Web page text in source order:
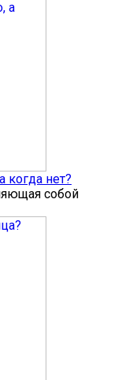
когда нет?
собой